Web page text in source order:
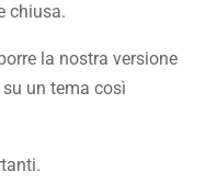
chiusa.
la nostra versione
un tema così